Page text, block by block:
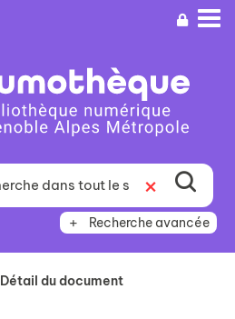
Recherche avancée
Détail du document